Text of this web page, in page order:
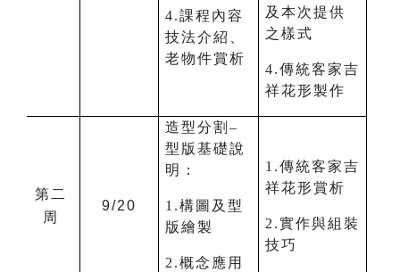
4.課程內容
技法介紹、
老物件賞析
及本次提供
之樣式
4.傳統客家吉
祥花形製作
第二
周
9/20
造型分割–
型版基礎說
明：
1.構圖及型
版繪製
2.概念應用
1.傳統客家吉
祥花形賞析
2.實作與組裝
技巧